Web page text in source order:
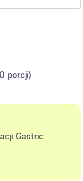
porcji)
Gastric